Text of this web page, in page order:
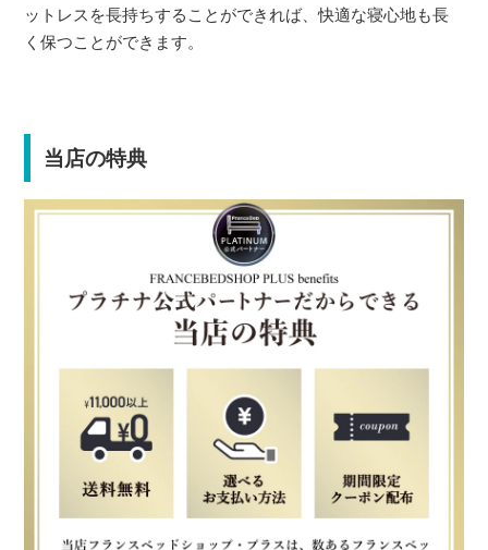
ットレスを長持ちすることができれば、快適な寝心地も長
く保つことができます。
当店の特典